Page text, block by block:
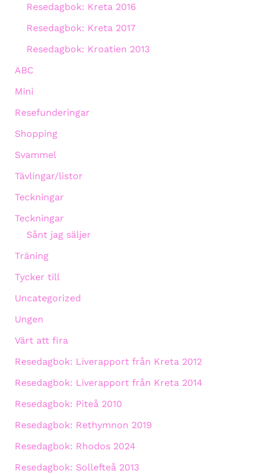
Resedagbok: Kreta 2016
Resedagbok: Kreta 2017
Resedagbok: Kroatien 2013
ABC
Mini
Resefunderingar
Shopping
Svammel
Tävlingar/listor
Teckningar
Teckningar
Sånt jag säljer
Träning
Tycker till
Uncategorized
Ungen
Värt att fira
Resedagbok: Liverapport från Kreta 2012
Resedagbok: Liverapport från Kreta 2014
Resedagbok: Piteå 2010
Resedagbok: Rethymnon 2019
Resedagbok: Rhodos 2024
Resedagbok: Sollefteå 2013